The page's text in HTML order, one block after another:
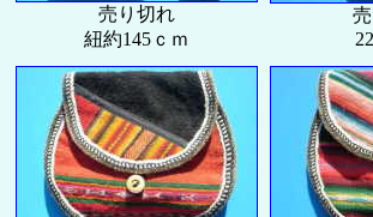
売り切れ
紐約145ｃｍ